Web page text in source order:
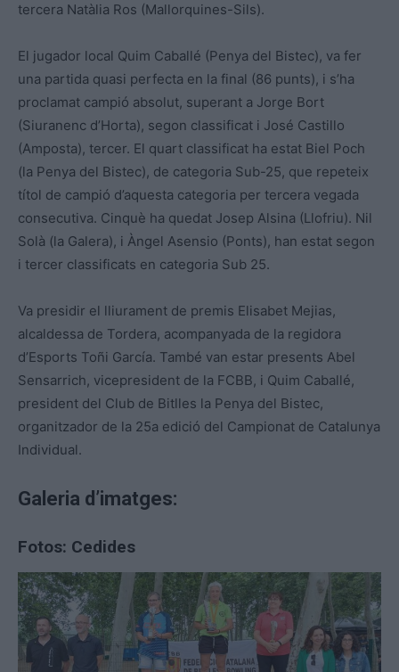
tercera Natàlia Ros (Mallorquines-Sils).
El jugador local Quim Caballé (Penya del Bistec), va fer
una partida quasi perfecta en la final (86 punts), i s’ha
proclamat campió absolut, superant a Jorge Bort
(Siuranenc d’Horta), segon classificat i José Castillo
(Amposta), tercer. El quart classificat ha estat Biel Poch
(la Penya del Bistec), de categoria Sub-25, que repeteix
títol de campió d’aquesta categoria per tercera vegada
consecutiva. Cinquè ha quedat Josep Alsina (Llofriu). Nil
Solà (la Galera), i Àngel Asensio (Ponts), han estat segon
i tercer classificats en categoria Sub 25.
Va presidir el lliurament de premis Elisabet Mejias,
alcaldessa de Tordera, acompanyada de la regidora
d’Esports Toñi García. També van estar presents Abel
Sensarrich, vicepresident de la FCBB, i Quim Caballé,
president del Club de Bitlles la Penya del Bistec,
organitzador de la 25a edició del Campionat de Catalunya
Individual.
Galeria d’imatges:
Fotos: Cedides